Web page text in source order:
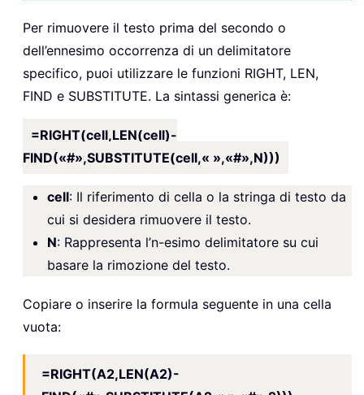
Per rimuovere il testo prima del secondo o
dell’ennesimo occorrenza di un delimitatore
specifico, puoi utilizzare le funzioni RIGHT, LEN,
FIND e SUBSTITUTE. La sintassi generica è:
=RIGHT(cell,LEN(cell)-
FIND(«#»,SUBSTITUTE(cell,« »,«#»,N)))
cell: Il riferimento di cella o la stringa di testo da
cui si desidera rimuovere il testo.
N: Rappresenta l’n-esimo delimitatore su cui
basare la rimozione del testo.
Copiare o inserire la formula seguente in una cella
vuota:
=RIGHT(A2,LEN(A2)-